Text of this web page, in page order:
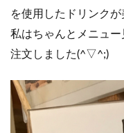
を使用したドリンク
私はちゃんとメニュ
注文しました(^▽^;)